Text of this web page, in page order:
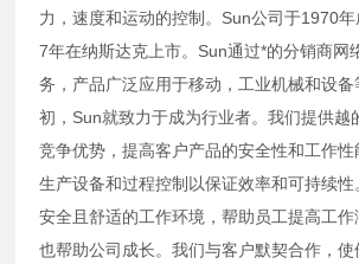
力，速度和运动的控制。Sun公司于1970
7年在纳斯达克上市。Sun通过*的分销商网
务，产品广泛应用于移动，工业机械和设备
初，Sun就致力于成为行业者。我们提供越
竞争优势，提高客户产品的安全性和工作
生产设备和过程控制以保证效率和可持续
安全且舒适的工作环境，帮助员工提高工
也帮助公司成长。我们与客户默契合作，